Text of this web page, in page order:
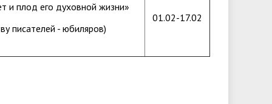
и плод его духовной жизни»
писателей - юбиляров)
01.02-17.02